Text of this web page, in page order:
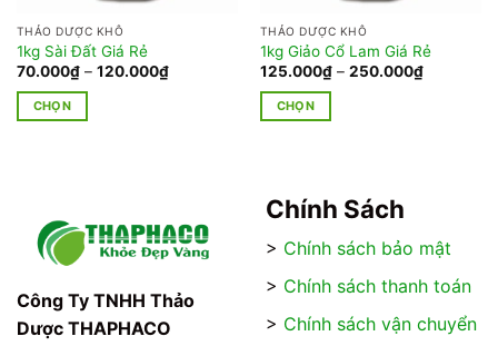
THẢO DƯỢC KHÔ
1kg Sài Đất Giá Rẻ
70.000₫ – 120.000₫Khoảng
giá:
CHỌN
nhiều
biến
Các
tùy
chọn
THẢO DƯỢC KHÔ
1kg Giảo Cổ Lam Giá Rẻ
125.000₫ – 250.000₫Khoảng
giá:
CHỌN
có
nhiều
biến
Các
tùy
Công Ty TNHH Thảo
Dược THAPHACO
Chính Sách
> Chính sách bảo mật
> Chính sách thanh toán
> Chính sách vận chuyển